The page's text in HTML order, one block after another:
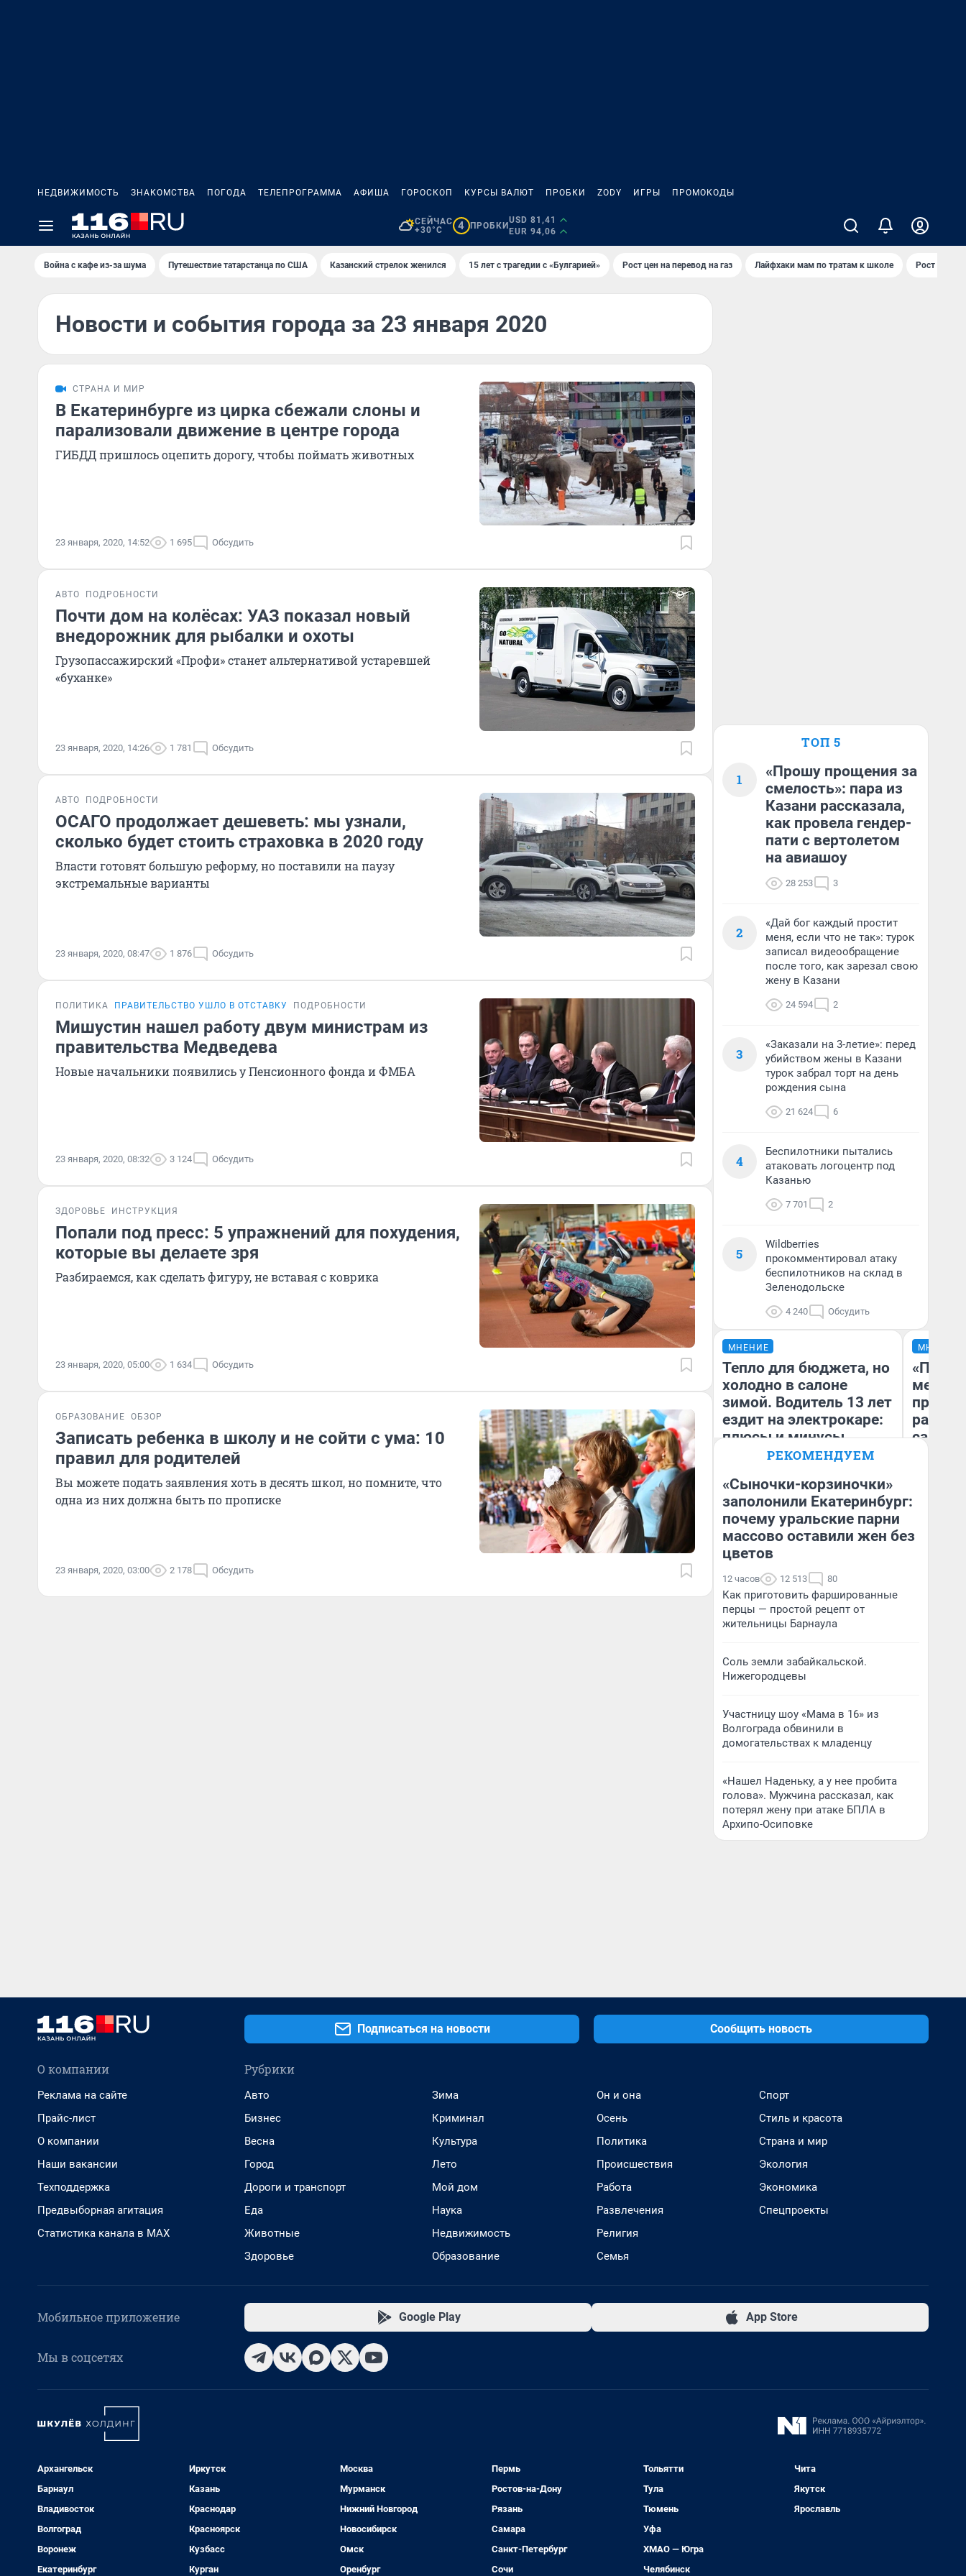
НЕДВИЖИМОСТЬ ЗНАКОМСТВА ПОГОДА ТЕЛЕПРОГРАММА АФИША ГОРОСКОП КУРСЫ ВАЛЮТ ПРОБКИ ZODY ИГРЫ ПРОМОКОДЫ
СЕЙЧАС
+30°C
4 ПРОБКИ
USD 81,41
EUR 94,06
Война с кафе из-за шума Путешествие татарстанца по США Казанский стрелок женился 15 лет с трагедии с «Булгарией» Рост цен на перевод на газ Лайфхаки мам по тратам к школе Рост цен на
Новости и события города за 23 января 2020
СТРАНА И МИР
В Екатеринбурге из цирка сбежали слоны и
парализовали движение в центре города
ГИБДД пришлось оцепить дорогу, чтобы поймать животных
23 января, 2020, 14:52 1 695 Обсудить
АВТО ПОДРОБНОСТИ
Почти дом на колёсах: УАЗ показал новый
внедорожник для рыбалки и охоты
Грузопассажирский «Профи» станет альтернативой устаревшей
«буханке»
23 января, 2020, 14:26 1 781 Обсудить
АВТО ПОДРОБНОСТИ
ОСАГО продолжает дешеветь: мы узнали,
сколько будет стоить страховка в 2020 году
Власти готовят большую реформу, но поставили на паузу
экстремальные варианты
23 января, 2020, 08:47 1 876 Обсудить
ПОЛИТИКА ПРАВИТЕЛЬСТВО УШЛО В ОТСТАВКУ ПОДРОБНОСТИ
Мишустин нашел работу двум министрам из
правительства Медведева
Новые начальники появились у Пенсионного фонда и ФМБА
23 января, 2020, 08:32 3 124 Обсудить
ЗДОРОВЬЕ ИНСТРУКЦИЯ
Попали под пресс: 5 упражнений для похудения,
которые вы делаете зря
Разбираемся, как сделать фигуру, не вставая с коврика
23 января, 2020, 05:00 1 634 Обсудить
ОБРАЗОВАНИЕ ОБЗОР
Записать ребенка в школу и не сойти с ума: 10
правил для родителей
Вы можете подать заявления хоть в десять школ, но помните, что
одна из них должна быть по прописке
23 января, 2020, 03:00 2 178 Обсудить
ТОП 5
1
«Прошу прощения за
смелость»: пара из
Казани рассказала,
как провела гендер-
пати с вертолетом
на авиашоу
28 253 3
2
«Дай бог каждый простит
меня, если что не так»: турок
записал видеообращение
после того, как зарезал свою
жену в Казани
24 594 2
3
«Заказали на 3-летие»: перед
убийством жены в Казани
турок забрал торт на день
рождения сына
21 624 6
4
Беспилотники пытались
атаковать логоцентр под
Казанью
7 701 2
5
Wildberries
прокомментировал атаку
беспилотников на склад в
Зеленодольске
4 240 Обсудить
МНЕНИЕ
Тепло для бюджета, но
холодно в салоне
зимой. Водитель 13 лет
ездит на электрокаре:
плюсы и минусы
Денис Дедюхин
МНЕНИЕ
самом
РЕКОМЕНДУЕМ
«Сыночки-корзиночки»
заполонили Екатеринбург:
почему уральские парни
массово оставили жен без
цветов
12 часов 12 513 80
Как приготовить фаршированные
перцы — простой рецепт от
жительницы Барнаула
Соль земли забайкальской.
Нижегородцевы
Участницу шоу «Мама в 16» из
Волгограда обвинили в
домогательствах к младенцу
«Нашел Наденьку, а у нее пробита
голова». Мужчина рассказал, как
потерял жену при атаке БПЛА в
Архипо-Осиповке
Подписаться на новости Сообщить новость
О компании
Реклама на сайте
Прайс-лист
О компании
Наши вакансии
Техподдержка
Предвыборная агитация
Статистика канала в MAX
Рубрики
Авто
Бизнес
Весна
Город
Дороги и транспорт
Еда
Животные
Здоровье
Зима
Криминал
Культура
Лето
Мой дом
Наука
Недвижимость
Образование
Он и она
Осень
Политика
Происшествия
Работа
Развлечения
Религия
Семья
Спорт
Стиль и красота
Страна и мир
Экология
Экономика
Спецпроекты
Мобильное приложение Google Play App Store
Мы в соцсетях
Архангельск
Барнаул
Владивосток
Волгоград
Воронеж
Екатеринбург
Иркутск
Казань
Краснодар
Красноярск
Кузбасс
Курган
Москва
Мурманск
Нижний Новгород
Новосибирск
Омск
Оренбург
Пермь
Ростов-на-Дону
Рязань
Самара
Санкт-Петербург
Сочи
Тольятти
Тула
Тюмень
Уфа
ХМАО — Югра
Челябинск
Чита
Якутск
Ярославль